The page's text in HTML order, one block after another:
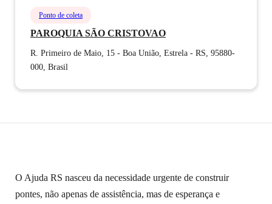
Ponto de coleta
PAROQUIA SÃO CRISTOVAO
R. Primeiro de Maio, 15 - Boa União, Estrela - RS, 95880-
000, Brasil
O Ajuda RS nasceu da necessidade urgente de construir
pontes, não apenas de assistência, mas de esperança e